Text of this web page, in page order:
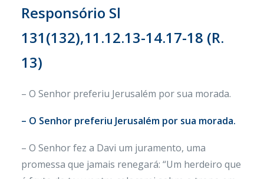
Responsório Sl
131(132),11.12.13-14.17-18 (R.
13)
– O Senhor preferiu Jerusalém por sua morada.
– O Senhor preferiu Jerusalém por sua morada.
– O Senhor fez a Davi um juramento, uma
promessa que jamais renegará: “Um herdeiro que